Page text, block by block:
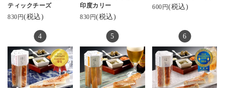
ティックチーズ
830円(税込)
印度カリー
830円(税込)
600円(税込)